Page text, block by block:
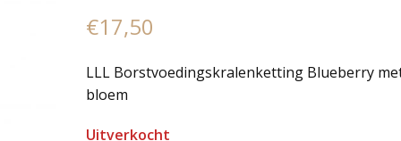
€17,50
LLL Borstvoedingskralenketting Blueberry
bloem
Uitverkocht